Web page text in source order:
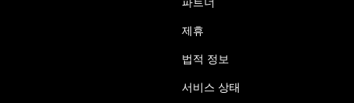
제휴
법적 정보
서비스 상태